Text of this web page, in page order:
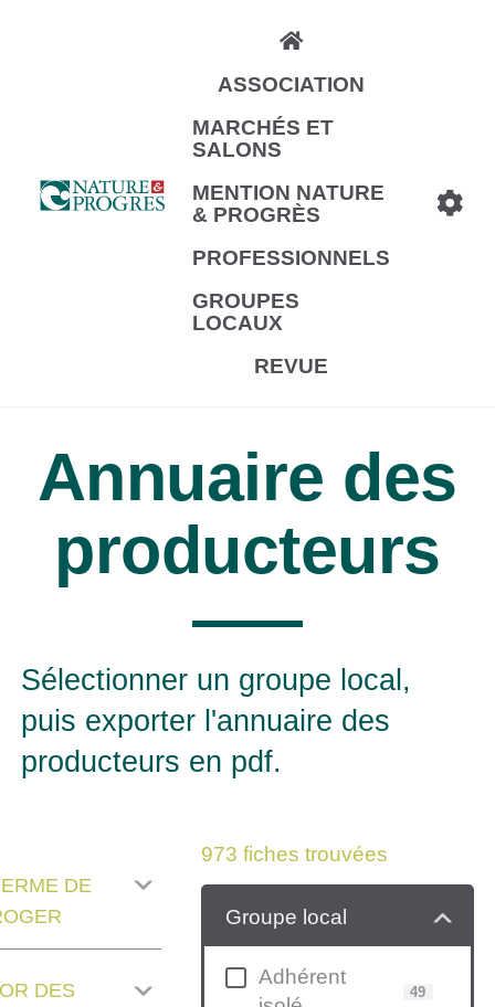
ASSOCIATION
MARCHÉS ET
SALONS
MENTION NATURE
& PROGRÈS
PROFESSIONNELS
GROUPES
LOCAUX
REVUE
Annuaire des
producteurs
Sélectionner un groupe local,
puis exporter l'annuaire des
producteurs en pdf.
973 fiches trouvées
Groupe local
Adhérent
49
DE
DES